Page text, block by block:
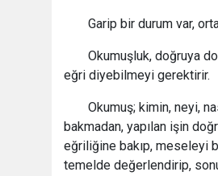
Garip bir durum var,
Okumuşluk, doğruya
eğri diyebilmeyi gerektirir.
Okumuş; kimin, neyi,
bakmadan, yapılan işin
eğriliğine bakıp, meseleyi
temelde değerlendirip,